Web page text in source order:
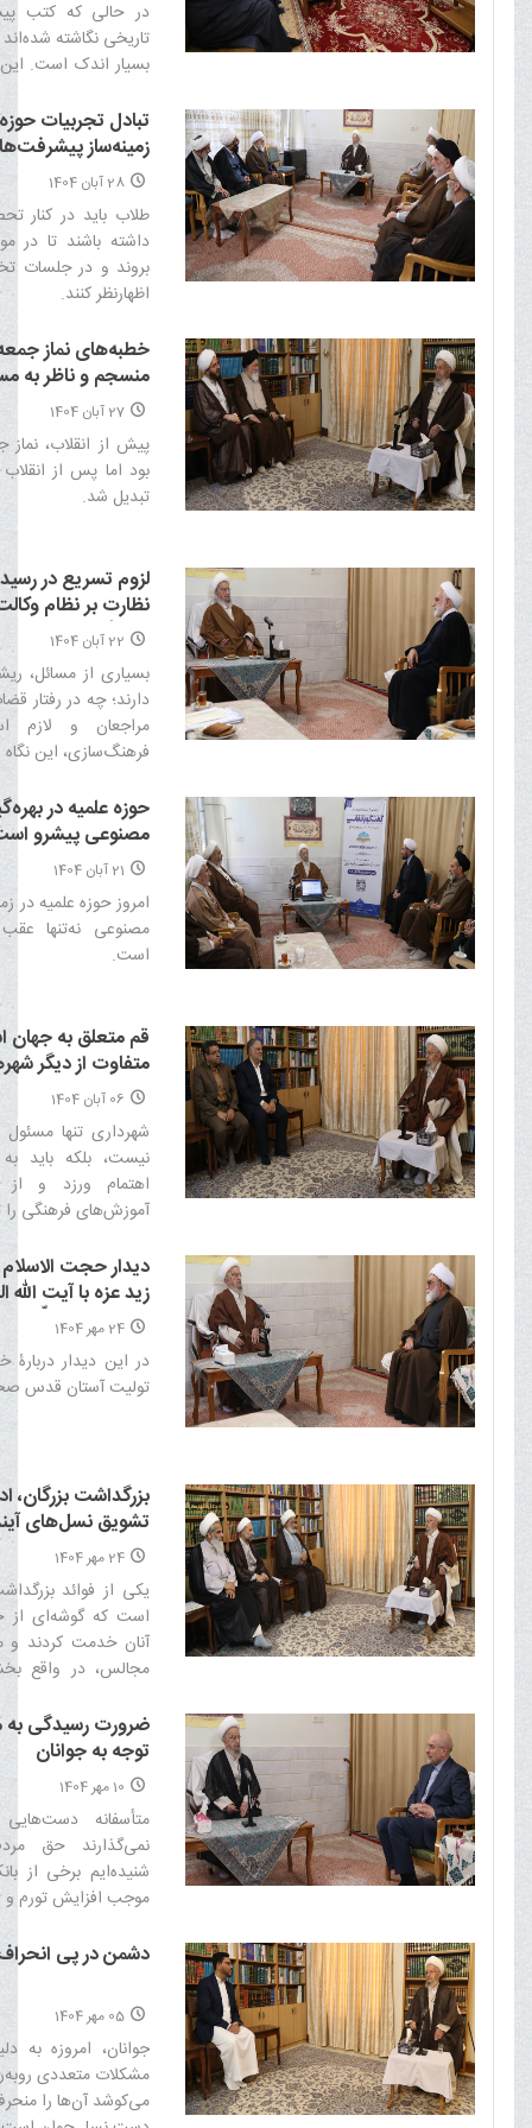
در حالی که کتب
تاریخی نگاشته
بسیار اندک است.
تبادل تجربیات
زمینه‌ساز
28 آبان 1404
طلاب باید در کنار
داشته باشند تا در
بروند و در جلسات
اظهارنظر کنند.‌
خطبه‌های نماز
منسجم و ناظر به
27 آبان 1404
پیش از انقلاب،
بود اما پس از انقلاب
تبدیل شد.‌
لزوم تسریع در
نظارت بر نظام
فرهنگی
22 آبان 1404
بسیاری از مسائل،
دارند؛ چه در رفتار
مراجعان و
فرهنگ‌سازی، این
حوزه علمیه در
مصنوعی پیشرو
21 آبان 1404
امروز حوزه علمیه در
مصنوعی نه‌تنها
است.‌
قم متعلق به جهان
متفاوت از دیگر
06 آبان 1404
شهرداری تنها مسئول
نیست، بلکه باید
اهتمام ورزد و
آموزش‌های فرهنگی
دیدار حجت
زید عزه با آیت
شیرازی دام ظلّه
24 مهر 1404
در این دیدار
تولیت آستان قدس
بزرگداشت بزرگان،
تشویق نسل‌های
24 مهر 1404
یکی از فوائد
است که گوشه‌ای از
آنان خدمت کردند و
مجالس، در واقع
ضرورت رسیدگی
توجه به جوانان
10 مهر 1404
متأسفانه
نمی‌گذارند حق
شنیده‌ایم برخی از
موجب افزایش تورم و
دشمن در پی
05 مهر 1404
جوانان، امروزه به
مشکلات متعددی
می‌کوشد آن‌ها را